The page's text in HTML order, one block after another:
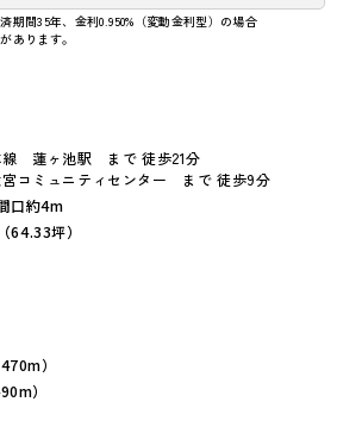
期間35年、金利0.950%（変動金利型）の場合
あります。
線 蓮ヶ池駅 まで 徒歩21分
宮コミュニティセンター まで 徒歩9分
口約4m
64.33坪）
）
）